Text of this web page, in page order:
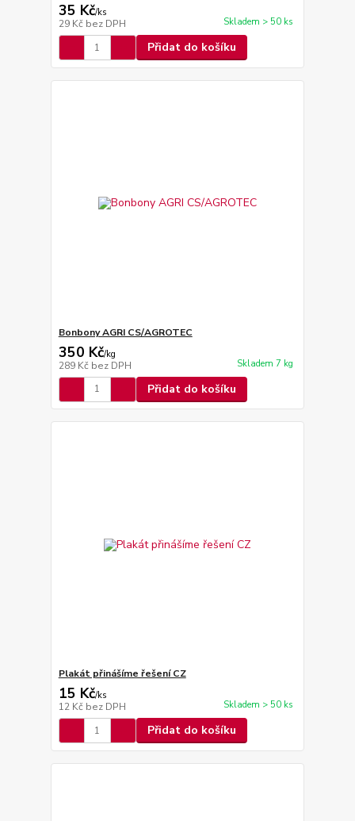
35 Kč/ks
29 Kč bez DPH Skladem > 50 ks
Přidat do košíku
Bonbony AGRI CS/AGROTEC
350 Kč/kg
289 Kč bez DPH Skladem 7 kg
Přidat do košíku
Plakát přinášíme řešení CZ
15 Kč/ks
12 Kč bez DPH Skladem > 50 ks
Přidat do košíku